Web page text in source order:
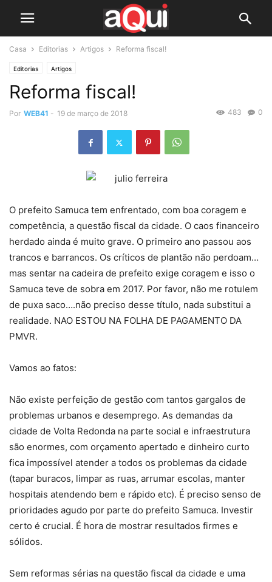
Casa Editorias Artigos Reforma fiscal!
Editorias Artigos
Reforma fiscal!
Por WEB41 - 19 de março de 2018 0
483
O prefeito Samuca tem enfrentado, com boa coragem e
competência, a questão fiscal da cidade. O caos financeiro
herdado ainda é muito grave. O primeiro ano passou aos
trancos e barrancos. Os críticos de plantão não perdoam…
mas sentar na cadeira de prefeito exige coragem e isso o
Samuca teve de sobra em 2017. Por favor, não me rotulem
de puxa saco….não preciso desse título, nada substitui a
realidade. NAO ESTOU NA FOLHA DE PAGAMENTO DA
PMVR.
Vamos ao fatos:
Não existe perfeição de gestão com tantos gargalos de
problemas urbanos e desemprego. As demandas da
cidade de Volta Redonda na parte social e infraestrutura
são enormes, com orçamento apertado e dinheiro curto
fica impossível atender a todos os problemas da cidade
(tapar buracos, limpar as ruas, arrumar escolas, manter
hospitais atendendo bem e rápido etc). É preciso senso de
prioridades agudo por parte do prefeito Samuca. Investir
certo é crucial. É hora de mostrar resultados firmes e
sólidos.
Sem reformas sérias na questão fiscal da cidade e uma